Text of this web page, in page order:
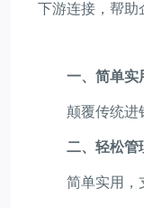
下游连接，帮助
一、简单实
颠覆传统进销
二、轻松管
简单实用，支